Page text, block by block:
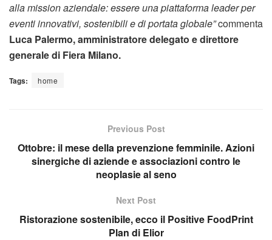
alla mission aziendale: essere una piattaforma leader per
eventi innovativi, sostenibili e di portata globale”commenta
Luca Palermo, amministratore delegato e direttore
generale di Fiera Milano.
Tags: home
Previous Post
Ottobre: il mese della prevenzione femminile. Azioni
sinergiche di aziende e associazioni contro le
neoplasie al seno
Next Post
Ristorazione sostenibile, ecco il Positive FoodPrint
Plan di Elior